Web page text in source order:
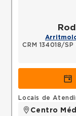
CRM 134018/SP
Locais de
Centro